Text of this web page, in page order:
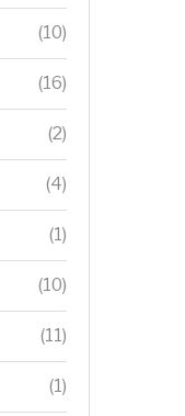
(10)
(16)
(2)
(4)
(1)
(10)
(11)
(1)